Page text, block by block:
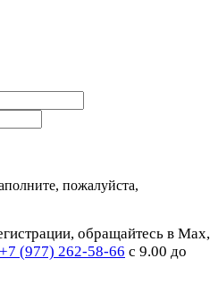
пожалуйста,
обращайтесь в Max,
+7 (977) 262-58-66 с 9.00 до